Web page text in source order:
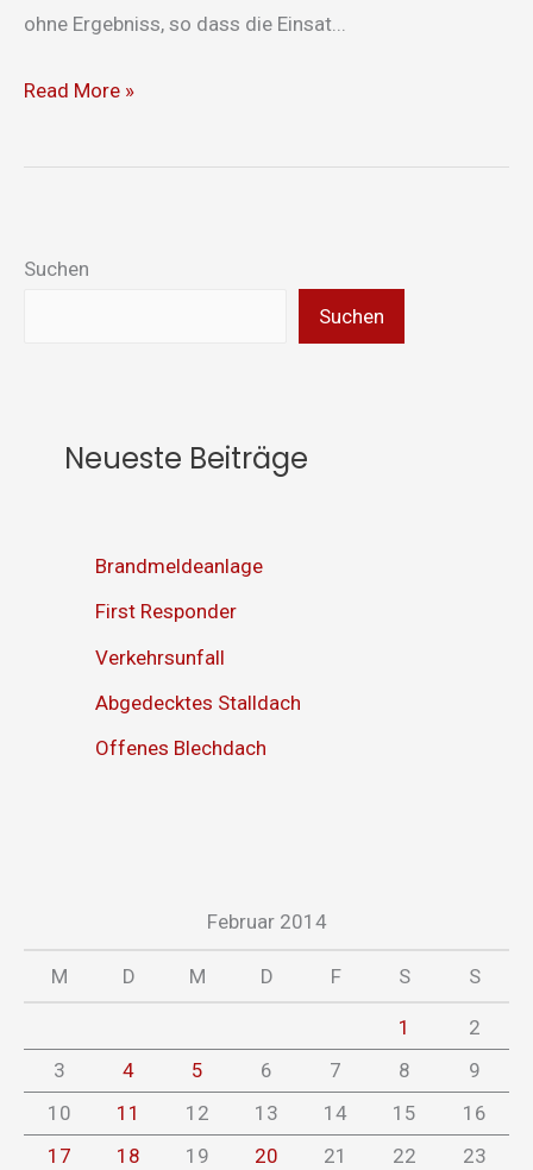
ohne Ergebniss, so dass die Einsat...
Read More »
Suchen
Suchen
Neueste Beiträge
Brandmeldeanlage
First Responder
Verkehrsunfall
Abgedecktes Stalldach
Offenes Blechdach
Februar 2014
M D M D F S S
1
2
3
4 5 6 7 8
9
10
11 12 13 14 15
16
17
18 19 20 21 22
23